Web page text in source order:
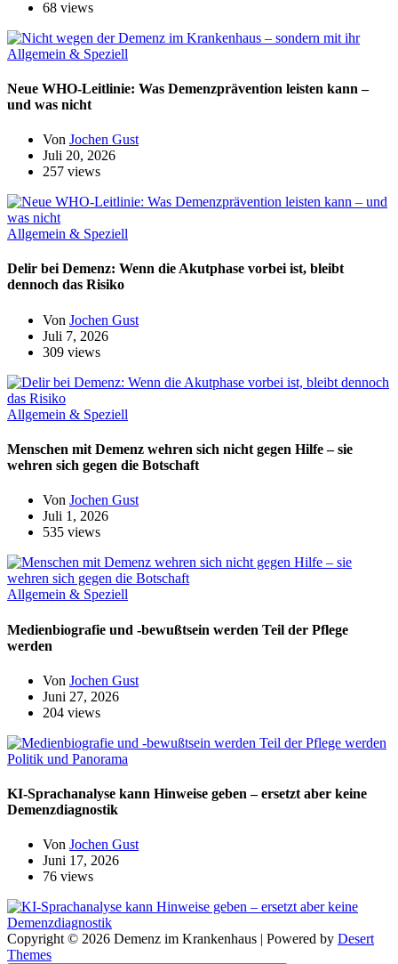
68 views
Allgemein & Speziell
Neue WHO-Leitlinie: Was Demenzprävention leisten kann –
und was nicht
Von Jochen Gust
Juli 20, 2026
257 views
Allgemein & Speziell
Delir bei Demenz: Wenn die Akutphase vorbei ist, bleibt
dennoch das Risiko
Von Jochen Gust
Juli 7, 2026
309 views
Allgemein & Speziell
Menschen mit Demenz wehren sich nicht gegen Hilfe – sie
wehren sich gegen die Botschaft
Von Jochen Gust
Juli 1, 2026
535 views
Allgemein & Speziell
Medienbiografie und -bewußtsein werden Teil der Pflege
werden
Von Jochen Gust
Juni 27, 2026
204 views
Politik und Panorama
KI-Sprachanalyse kann Hinweise geben – ersetzt aber keine
Demenzdiagnostik
Von Jochen Gust
Juni 17, 2026
76 views
Copyright © 2026 Demenz im Krankenhaus | Powered by Desert
Themes